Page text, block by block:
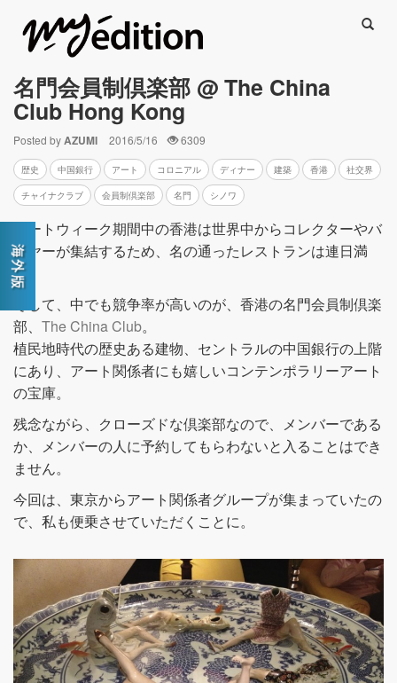
名門会員制倶楽部 @ The China
Club Hong Kong
Posted byAZUMI 2016/5/16 6309
歴史 中国銀行 アート コロニアル ディナー 建築 香港 社交界
チャイナクラブ 会員制倶楽部 名門 シノワ
アートウィーク期間中の香港は世界中からコレクターやバ
イヤーが集結するため、名の通ったレストランは連日満
席。
そして、中でも競争率が高いのが、香港の名門会員制倶楽
部、 The China Club。
植民地時代の歴史ある建物、セントラルの中国銀行の上階
にあり、アート関係者にも嬉しいコンテンポラリーアート
の宝庫。
残念ながら、クローズドな倶楽部なので、メンバーである
か、メンバーの人に予約してもらわないと入ることはでき
ません。
今回は、東京からアート関係者グループが集まっていたの
で、私も便乗させていただくことに。